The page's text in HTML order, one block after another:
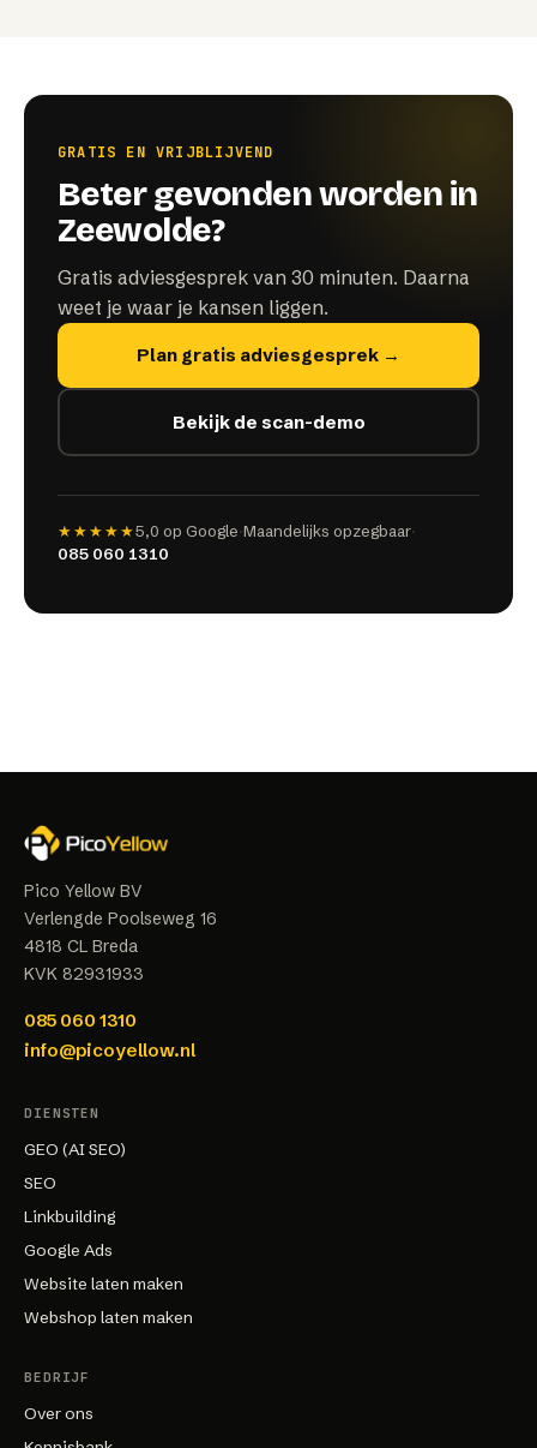
GRATIS EN VRIJBLIJVEND
Beter gevonden worden in
Zeewolde?
Gratis adviesgesprek van 30 minuten. Daarna
weet je waar je kansen liggen.
Plan gratis adviesgesprek →
Bekijk de scan-demo
★★★★★5,0 op Google·Maandelijks opzegbaar·
085 060 1310
Pico Yellow BV
Verlengde Poolseweg 16
4818 CL Breda
KVK 82931933
085 060 1310
info@picoyellow.nl
DIENSTEN
GEO (AI SEO)
SEO
Linkbuilding
Google Ads
Website laten maken
Webshop laten maken
BEDRIJF
Over ons